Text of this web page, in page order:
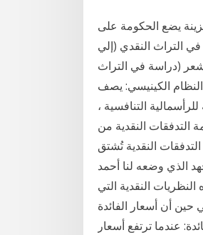
يضع الحكومة على
بنحو 8% 03/10/2017 • مفهوم الأدبية في التراث النقدي (إلي
عيون، الدار البيضاء، ط2/ 1987. • مفهوم الشعر (دراسة في التراث
للنموذج الكينزي! النظام الكينيسي: يصف
التنافسية ،
التدفقات النقدية من
النقدية تُشتق
الذي وضعه لنا أحمد
النقدية التي
حين أن أسعار الفائدة
عندما ترتفع أسعار